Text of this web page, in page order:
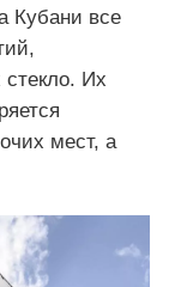
Кубани все
Их
мест, а